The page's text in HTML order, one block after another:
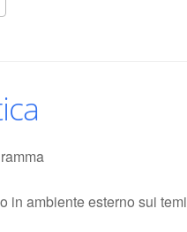
in ambiente esterno sui temi